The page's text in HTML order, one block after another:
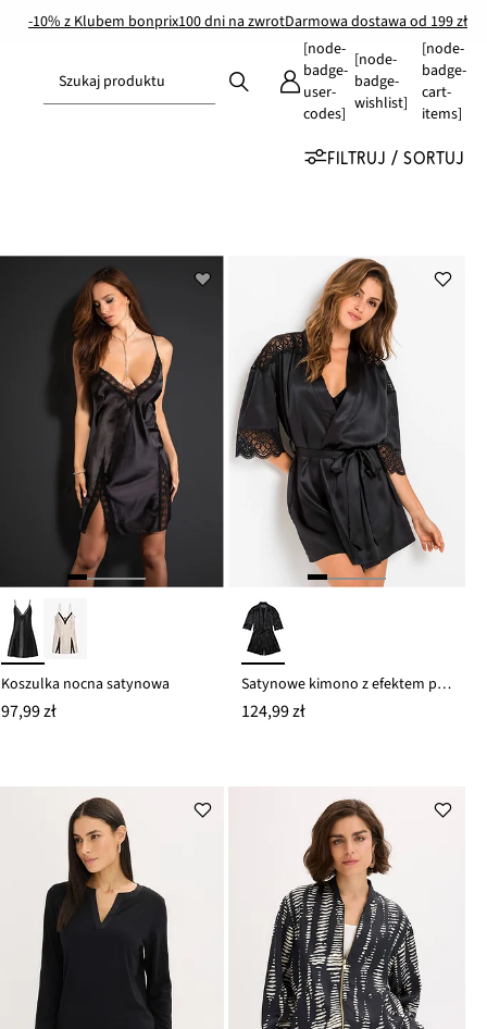
-10% z Klubem bonprix100 dni na zwrotDarmowa dostawa od 199 zł
Szukaj produktu
[node-
badge-
user-
codes]
[node-
badge-
wishlist]
[node-
badge-
cart-
items]
FILTRUJ / SORTUJ
Koszulka nocna satynowa
97,99 zł
Satynowe kimono z efektem połysku
124,99 zł